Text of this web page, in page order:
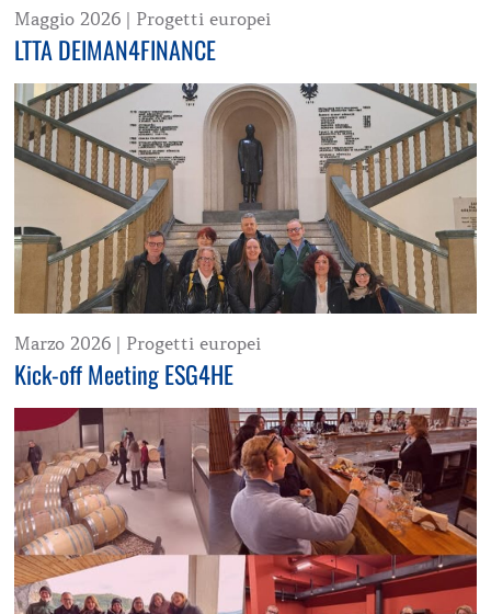
Maggio 2026 | Progetti europei
LTTA DEIMAN4FINANCE
Marzo 2026 | Progetti europei
Kick-off Meeting ESG4HE